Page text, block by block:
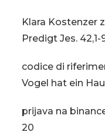
Klara Kostenzer
Predigt Jes. 42,1-
codice di
Vogel hat ein
prijava na
20